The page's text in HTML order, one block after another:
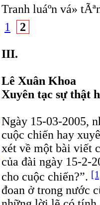
Tranh luáº­n vá»
1
2
III.
Lê Xuân Khoa
Xuyên tạc sự thật
Ngày 15-03-2005,
cuộc chiến hay
xét về một bài viết
của đài ngày 15-2-
cho cuộc chiến?”.
đoan ở trong nước